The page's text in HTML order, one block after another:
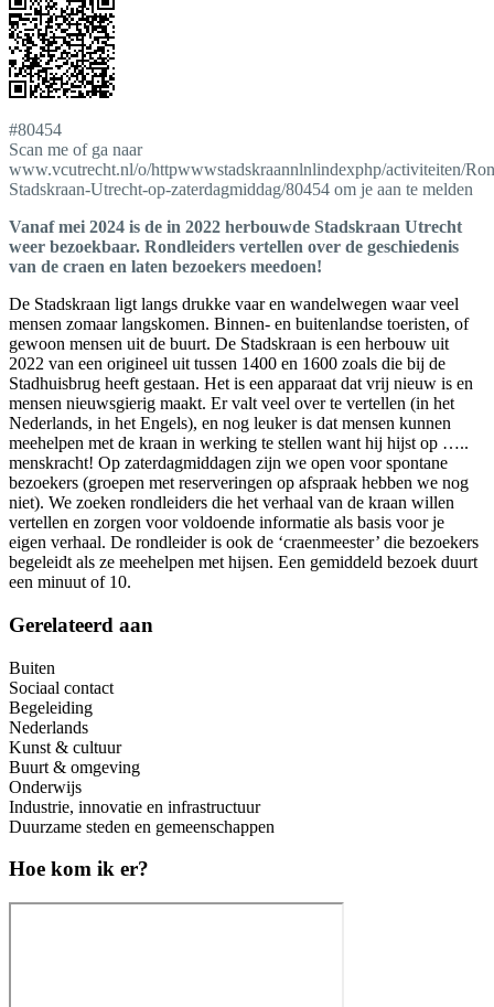
#80454
Scan me of ga naar
www.vcutrecht.nl/o/httpwwwstadskraannlnlindexphp/activiteiten/
Stadskraan-Utrecht-op-zaterdagmiddag/80454 om je aan te melden
Vanaf mei 2024 is de in 2022 herbouwde Stadskraan Utrecht
weer bezoekbaar. Rondleiders vertellen over de geschiedenis
van de craen en laten bezoekers meedoen!
De Stadskraan ligt langs drukke vaar en wandelwegen waar veel
mensen zomaar langskomen. Binnen- en buitenlandse toeristen, of
gewoon mensen uit de buurt. De Stadskraan is een herbouw uit
2022 van een origineel uit tussen 1400 en 1600 zoals die bij de
Stadhuisbrug heeft gestaan. Het is een apparaat dat vrij nieuw is en
mensen nieuwsgierig maakt. Er valt veel over te vertellen (in het
Nederlands, in het Engels), en nog leuker is dat mensen kunnen
meehelpen met de kraan in werking te stellen want hij hijst op …..
menskracht! Op zaterdagmiddagen zijn we open voor spontane
bezoekers (groepen met reserveringen op afspraak hebben we nog
niet). We zoeken rondleiders die het verhaal van de kraan willen
vertellen en zorgen voor voldoende informatie als basis voor je
eigen verhaal. De rondleider is ook de ‘craenmeester’ die bezoekers
begeleidt als ze meehelpen met hijsen. Een gemiddeld bezoek duurt
een minuut of 10.
Gerelateerd aan
Buiten
Sociaal contact
Begeleiding
Nederlands
Kunst & cultuur
Buurt & omgeving
Onderwijs
Industrie, innovatie en infrastructuur
Duurzame steden en gemeenschappen
Hoe kom ik er?